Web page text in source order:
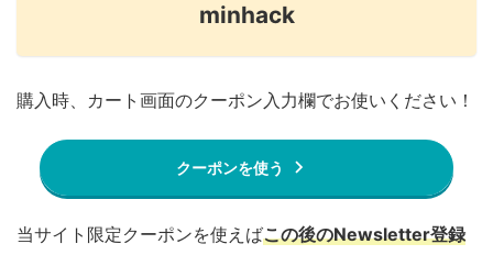
minhack
購入時、カート画面のクーポン入力欄でお使いください！
クーポンを使う
当サイト限定クーポンを使えばこの後のNewsletter登録